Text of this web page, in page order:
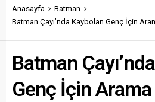
Anasayfa
Batman
Batman Çayı’nda Kaybolan Genç İçin
Batman
Genç İçin